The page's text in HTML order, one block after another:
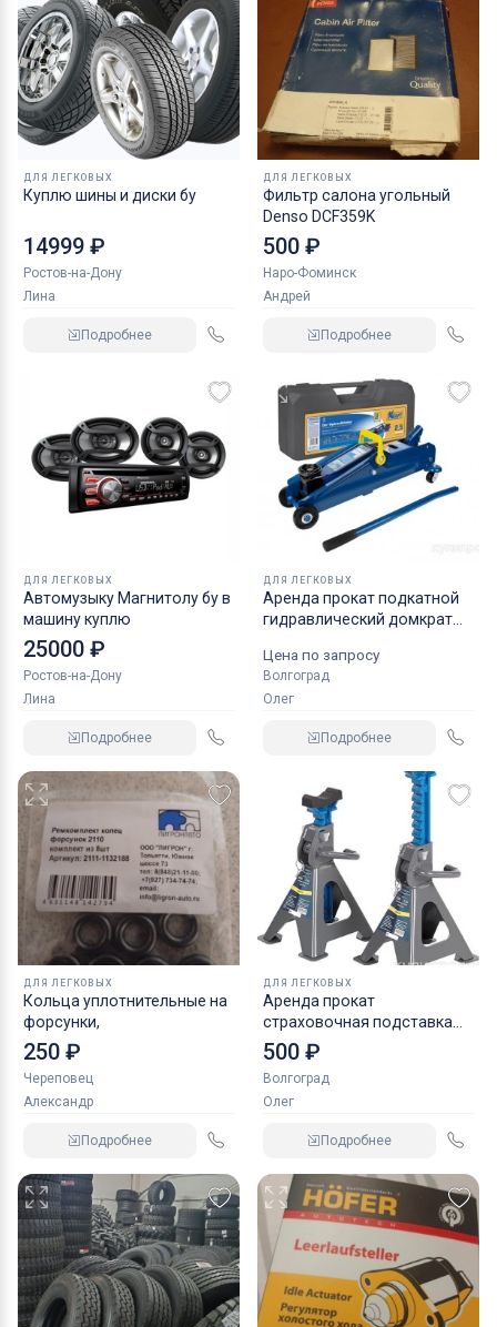
ДЛЯ ЛЕГКОВЫХ
Куплю шины и диски бу
14999 ₽
Ростов-на-Дону
Лина
Подробнее
ДЛЯ ЛЕГКОВЫХ
Фильтр салона угольный
Denso DCF359K
500 ₽
Наро-Фоминск
Андрей
Подробнее
ДЛЯ ЛЕГКОВЫХ
Автомузыку Магнитолу бу в
машину куплю
25000 ₽
Ростов-на-Дону
Лина
Подробнее
ДЛЯ ЛЕГКОВЫХ
Аренда прокат подкатной
гидравлический домкрат
Цена по запросу
Волгоград
Олег
Подробнее
ДЛЯ ЛЕГКОВЫХ
Кольца уплотнительные на
форсунки,
250 ₽
Череповец
Александр
Подробнее
ДЛЯ ЛЕГКОВЫХ
Аренда прокат
страховочная подставка
NORDBERG 2 т
500 ₽
Волгоград
Олег
Подробнее